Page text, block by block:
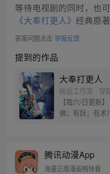
等待电视剧的同时，也
《大奉打更人》 经典原著
答案问题点击 举报反馈
提到的作品
大奉打更人
绘远工作室 · 穿
【每六/日更新
佛；有妖；有术
者卖报小郎君同
799493374
腾讯动漫App
海量正版漫画畅快看